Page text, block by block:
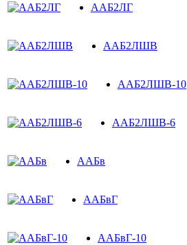
ААБ2ЛГ
ААБ2ЛШВ
ААБ2ЛШВ-10
ААБ2ЛШВ-6
ААБв
ААБвГ
ААБвГ-10